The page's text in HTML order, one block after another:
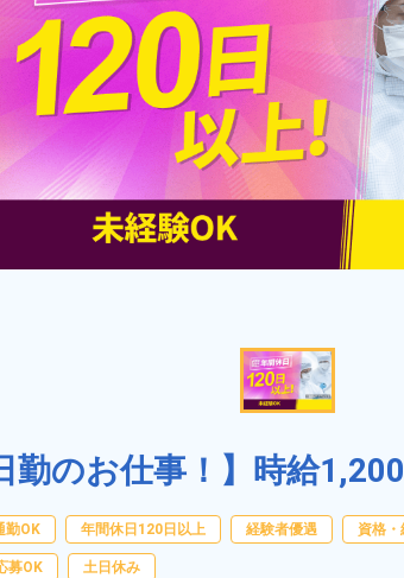
勤のお仕事！】時給
勤OK 年間休日120日以上 経験者優遇 資格・
募OK 土日休み